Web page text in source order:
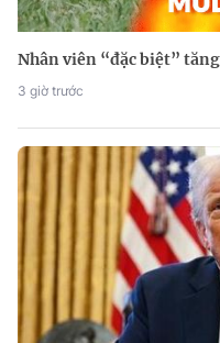
Nhân viên “đặc biệt”
3 giờ trước